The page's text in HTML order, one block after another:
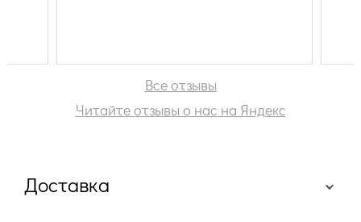
Рекомендую этот шоу-рум .Заказываю
здесь не первый раз, всё
отработанно.
Все отзывы
Читайте отзывы о нас на Яндекс
Доставка